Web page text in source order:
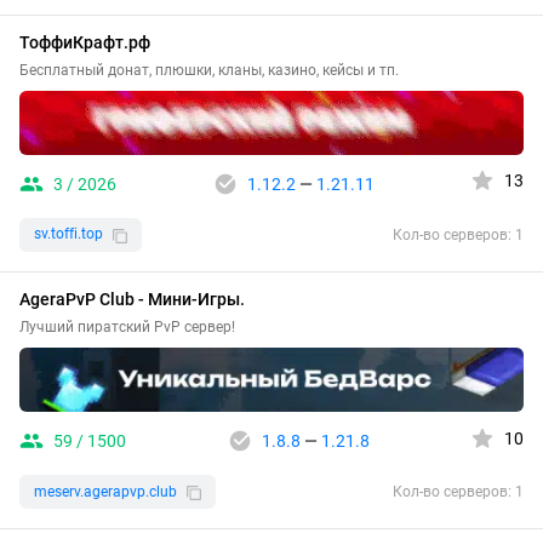
ТоффиКрафт.рф
Бесплатный донат, плюшки, кланы, казино, кейсы и тп.
3 / 2026 1.12.2 — 1.21.11 13
sv.toffi.top Кол-во серверов: 1
AgeraPvP Club - Мини-Игры.
Лучший пиратский PvP сервер!
59 / 1500 1.8.8 — 1.21.8 10
meserv.agerapvp.club Кол-во серверов: 1